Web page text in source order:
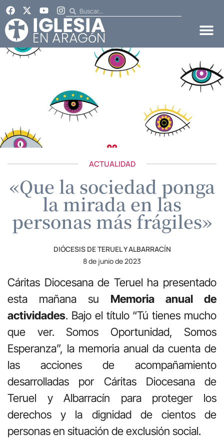
ACTUALIDAD
«Que la sociedad ponga
la mirada en las
personas más frágiles»
DIÓCESIS DE TERUEL Y ALBARRACÍN
8 de junio de 2023
Cáritas Diocesana de Teruel ha presentado
esta mañana su Memoria anual de
actividades. Bajo el título “Tú tienes mucho
que ver. Somos Oportunidad, Somos
Esperanza”, la memoria anual da cuenta de
las acciones de acompañamiento
desarrolladas por Cáritas Diocesana de
Teruel y Albarracín para proteger los
derechos y la dignidad de cientos de
personas en situación de exclusión social.